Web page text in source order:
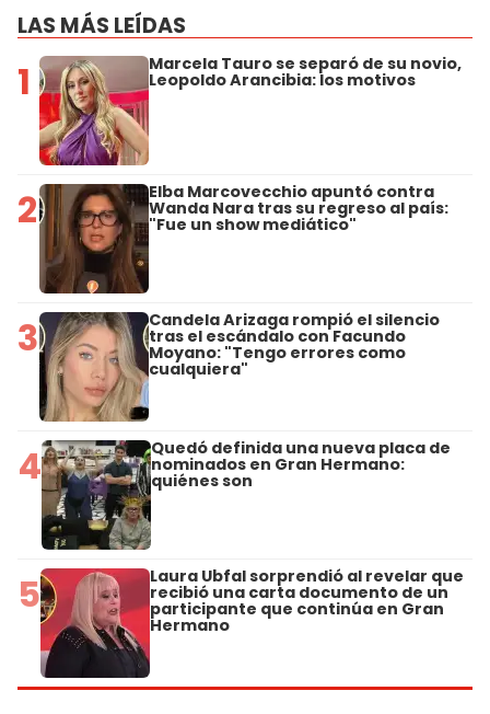
LAS MÁS LEÍDAS
1 Marcela Tauro se separó de su novio,
Leopoldo Arancibia: los motivos
2 Elba Marcovecchio apuntó contra
Wanda Nara tras su regreso al país:
"Fue un show mediático"
3 Candela Arizaga rompió el silencio
tras el escándalo con Facundo
Moyano: "Tengo errores como
cualquiera"
4 Quedó definida una nueva placa de
nominados en Gran Hermano:
quiénes son
5 Laura Ubfal sorprendió al revelar que
recibió una carta documento de un
participante que continúa en Gran
Hermano